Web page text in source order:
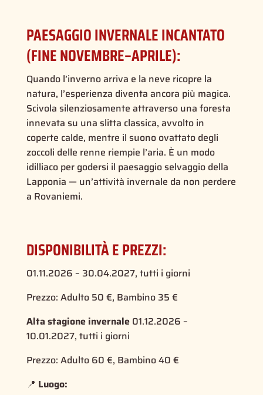
PAESAGGIO INVERNALE INCANTATO
(FINE NOVEMBRE–APRILE):
Quando l’inverno arriva e la neve ricopre la
natura, l’esperienza diventa ancora più magica.
Scivola silenziosamente attraverso una foresta
innevata su una slitta classica, avvolto in
coperte calde, mentre il suono ovattato degli
zoccoli delle renne riempie l’aria. È un modo
idilliaco per godersi il paesaggio selvaggio della
Lapponia — un’attività invernale da non perdere
a Rovaniemi.
DISPONIBILITÀ E PREZZI:
01.11.2026 – 30.04.2027, tutti i giorni
Prezzo: Adulto 50 €, Bambino 35 €
Alta stagione invernale01.12.2026 –
10.01.2027, tutti i giorni
Prezzo: Adulto 60 €, Bambino 40 €
📍 Luogo: